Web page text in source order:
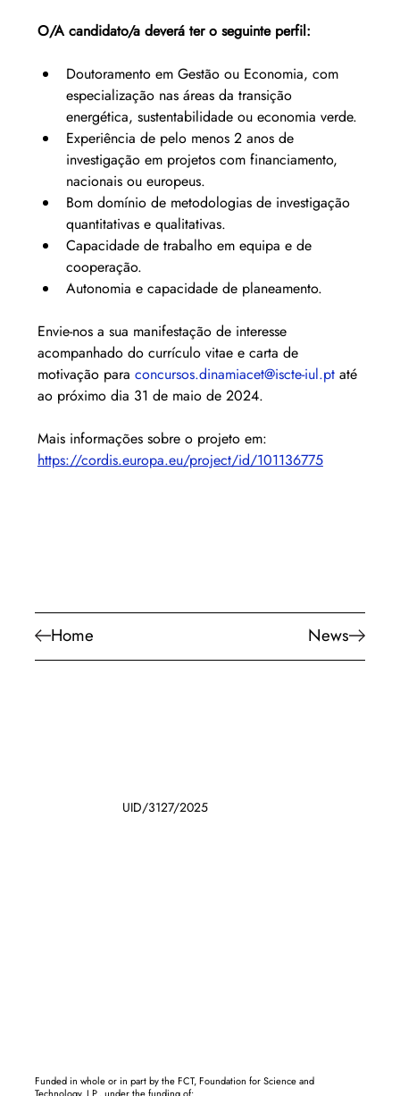
Home News
O/A candidato/a deverá ter o seguinte perfil:
Doutoramento em Gestão ou Economia, com
especialização nas áreas da transição
energética, sustentabilidade ou economia verde.
Experiência de pelo menos 2 anos de
investigação em projetos com financiamento,
nacionais ou europeus.
Bom domínio de metodologias de investigação
quantitativas e qualitativas.
Capacidade de trabalho em equipa e de
cooperação.
Autonomia e capacidade de planeamento.
Envie-nos a sua manifestação de interesse
acompanhado do currículo vitae e carta de
motivação para concursos.dinamiacet@iscte-iul.pt até
ao próximo dia 31 de maio de 2024.
Mais informações sobre o projeto em:
https://cordis.europa.eu/project/id/101136775
UID/3127/2025
Funded in whole or in part by the FCT, Foundation for Science and